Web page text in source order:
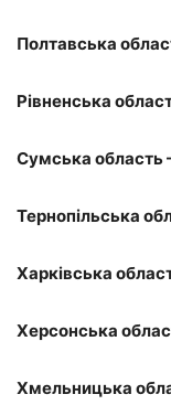
Полтавська
Рівненська
Сумська область
Тернопільська
Харківська
Херсонська
Хмельницька